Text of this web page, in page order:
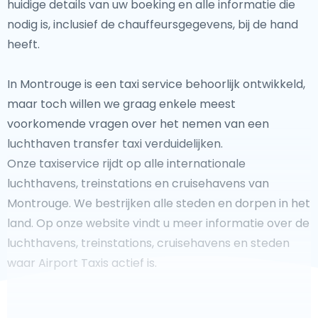
huidige details van uw boeking en alle informatie die
nodig is, inclusief de chauffeursgegevens, bij de hand
heeft.
In Montrouge is een taxi service behoorlijk ontwikkeld,
maar toch willen we graag enkele meest
voorkomende vragen over het nemen van een
luchthaven transfer taxi verduidelijken.
Onze taxiservice rijdt op alle internationale
luchthavens, treinstations en cruisehavens van
Montrouge. We bestrijken alle steden en dorpen in het
land. Op onze website vindt u meer informatie over de
luchthavens, treinstations, cruisehavens en steden
waar Airport Taxis actief is.